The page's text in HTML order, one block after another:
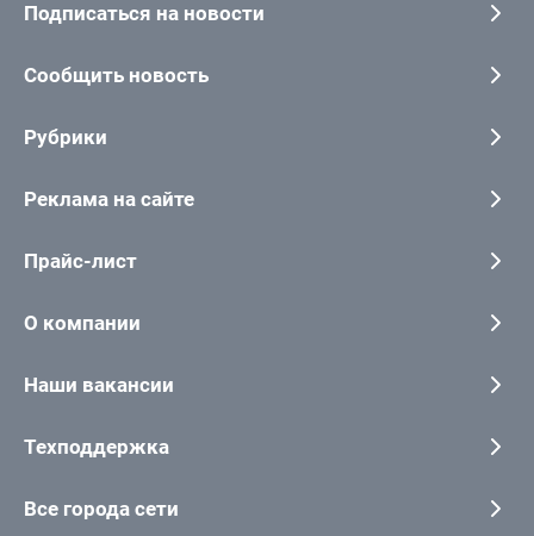
Подписаться на новости
Сообщить новость
Рубрики
Реклама на сайте
Прайс-лист
О компании
Наши вакансии
Техподдержка
Все города сети